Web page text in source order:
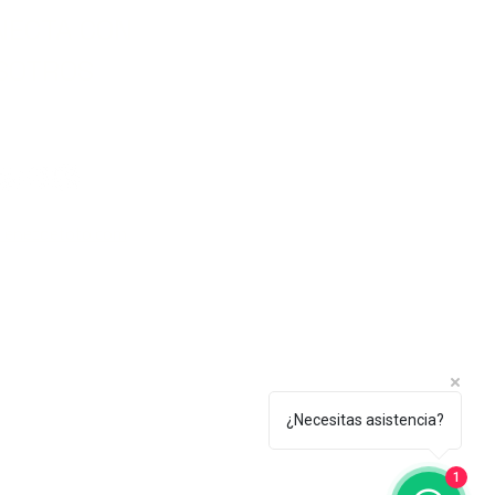
¿Necesitas asistencia?
1